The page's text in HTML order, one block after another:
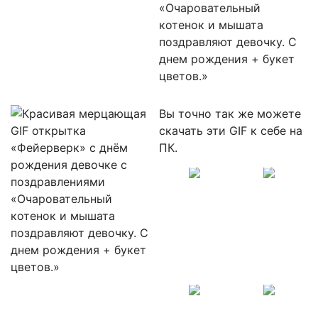
Вы точно так же можете
скачать эти GIF к себе на
ПК.